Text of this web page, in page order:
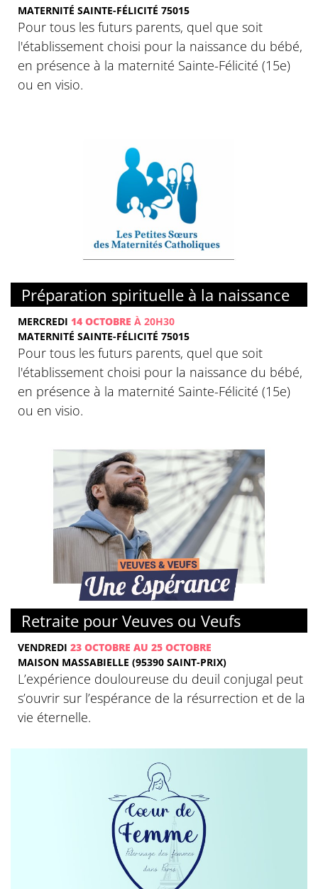
MATERNITÉ SAINTE-FÉLICITÉ 75015
Pour tous les futurs parents, quel que soit
l'établissement choisi pour la naissance du bébé,
en présence à la maternité Sainte-Félicité (15e)
ou en visio.
Préparation spirituelle à la naissance
MERCREDI 14 OCTOBRE À 20H30
MATERNITÉ SAINTE-FÉLICITÉ 75015
Pour tous les futurs parents, quel que soit
l'établissement choisi pour la naissance du bébé,
en présence à la maternité Sainte-Félicité (15e)
ou en visio.
Retraite pour Veuves ou Veufs
VENDREDI 23 OCTOBRE AU 25 OCTOBRE
MAISON MASSABIELLE (95390 SAINT-PRIX)
L’expérience douloureuse du deuil conjugal peut
s’ouvrir sur l’espérance de la résurrection et de la
vie éternelle.